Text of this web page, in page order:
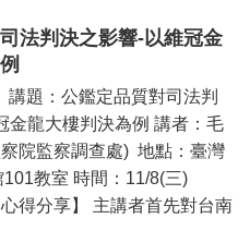
法判決之影響-以維冠金
講題：公鑑定品質對司法判
金龍大樓判決為例 講者：毛
院監察調查處) 地點：臺灣
教室 時間：11/8(三)
得分享】 主講者首先對台南